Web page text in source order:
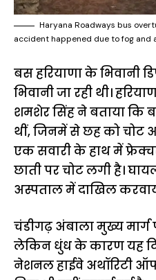
Haryana Roadways bus
accident happened due to fog and
बस हरियाणा के भिवानी
भिवानी जा रही थी।
शमशेर सिंह ने बताया कि
थीं, जिनमें से छह को चोट
एक सवारी के हाथ में
छाती पर चोट लगी है।
अस्पताल में दाखिल
चंडीगढ़ अंबाला मुख्य मार्ग
लेकिन धुंध के कारण यह
नेशनल हाईवे अथॉरिटी